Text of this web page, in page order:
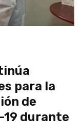
para la
de
19 durante